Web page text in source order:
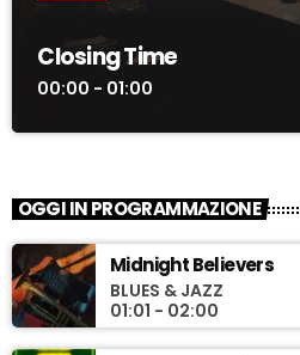
Closing Time
00:00 - 01:00
OGGI IN PROGRAMMAZIONE
Midnight Believers
BLUES & JAZZ
01:01 - 02:00